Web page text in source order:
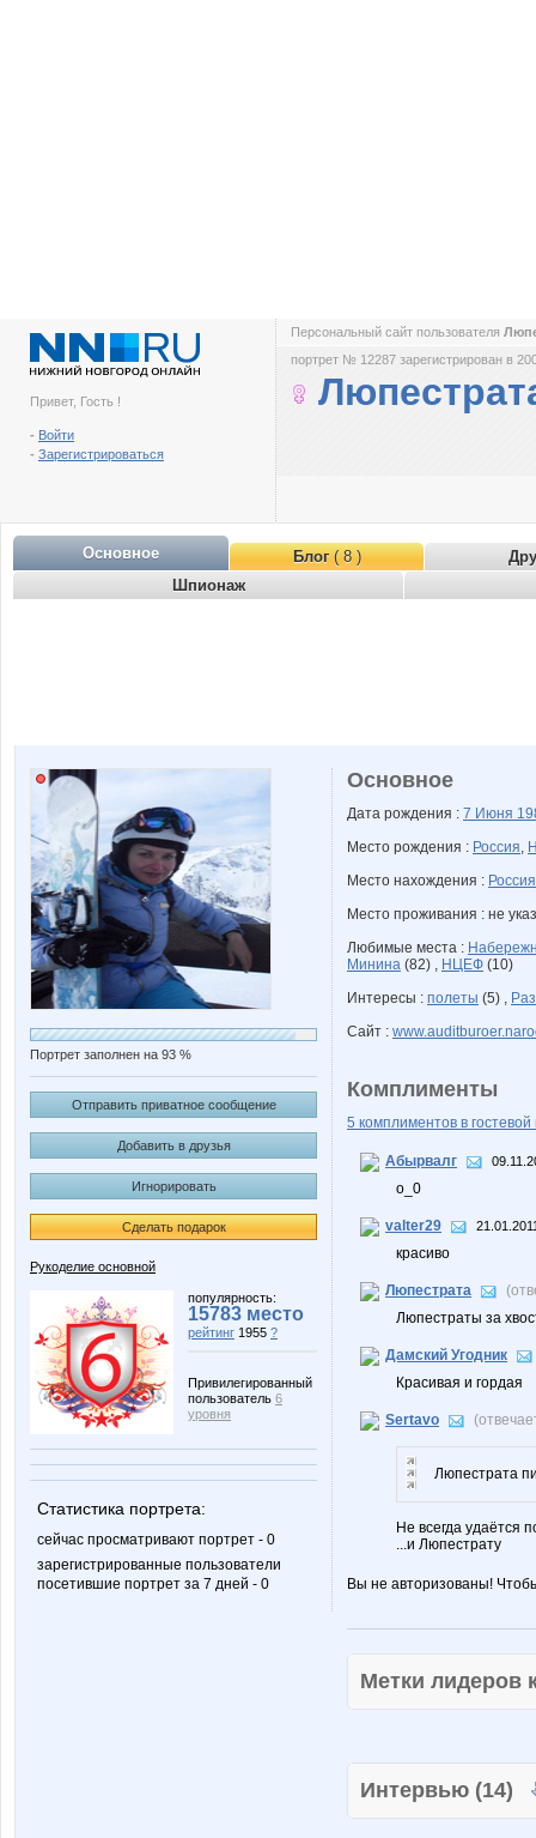
Привет, Гость !
- Войти
- Зарегистрироваться
Персональный сайт пользователя
портрет № 12287 зарегистрирован в
Основное Блог( 8 )
Шпионаж
Портрет заполнен на 93 %
Отправить приватное сообщение
Добавить в друзья
Игнорировать
Сделать подарок
Рукоделие основной
популярность:
15783 место
рейтинг 1955 ?
Привилегированный
пользователь 6
уровня
Статистика портрета:
сейчас просматривают портрет - 0
зарегистрированные пользователи
посетившие портрет за 7 дней - 0
Основное
Дата рождения : 7 Июня
Место рождения : Россия,
Место нахождения : Россия
Место проживания : не
Любимые места :
Минина (82) , НЦЕФ (10)
Интересы : полеты (5) ,
Сайт :
Комплименты
5 комплиментов в гостевой
Абырвалг
o_0
valter29
красиво
Люпестрата
Люпестраты за
Дамский Угодник
Красивая и гордая
Sertavo
Люпестрата
Не всегда удаётся
...и Люпестрату
Вы не авторизованы!
Метки
Интервью (14)